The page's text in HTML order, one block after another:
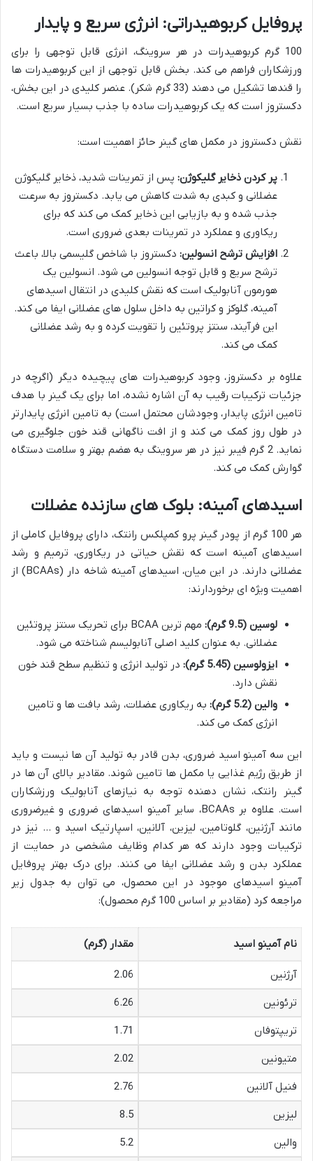
پروفایل کربوهیدراتی: انرژی سریع و پایدار
100 گرم کربوهیدرات در هر سروینگ، انرژی قابل توجهی را برای
ورزشکاران فراهم می کند. بخش قابل توجهی از این کربوهیدرات ها
را قندها تشکیل می دهند (33 گرم شکر). عنصر کلیدی در این بخش،
دکستروز است که یک کربوهیدرات ساده با جذب بسیار سریع است.
نقش دکستروز در مکمل های گینر حائز اهمیت است:
پر کردن ذخایر گلیکوژن: پس از تمرینات شدید، ذخایر گلیکوژن
عضلانی و کبدی به شدت کاهش می یابد. دکستروز به سرعت
جذب شده و به بازیابی این ذخایر کمک می کند که برای
ریکاوری و عملکرد در تمرینات بعدی ضروری است.
افزایش ترشح انسولین: دکستروز با شاخص گلیسمی بالا، باعث
ترشح سریع و قابل توجه انسولین می شود. انسولین یک
هورمون آنابولیک است که نقش کلیدی در انتقال اسیدهای
آمینه، گلوکز و کراتین به داخل سلول های عضلانی ایفا می کند.
این فرآیند، سنتز پروتئین را تقویت کرده و به رشد عضلانی
کمک می کند.
علاوه بر دکستروز، وجود کربوهیدرات های پیچیده دیگر (اگرچه در
جزئیات ترکیبات رقیب به آن اشاره نشده، اما برای یک گینر با هدف
تامین انرژی پایدار، وجودشان محتمل است) به تامین انرژی پایدارتر
در طول روز کمک می کند و از افت ناگهانی قند خون جلوگیری می
نماید. 2 گرم فیبر نیز در هر سروینگ به هضم بهتر و سلامت دستگاه
گوارش کمک می کند.
اسیدهای آمینه: بلوک های سازنده عضلات
هر 100 گرم از پودر گینر پرو کمپلکس رانتک، دارای پروفایل کاملی از
اسیدهای آمینه است که نقش حیاتی در ریکاوری، ترمیم و رشد
عضلانی دارند. در این میان، اسیدهای آمینه شاخه دار (BCAAs) از
اهمیت ویژه ای برخوردارند:
لوسین (9.5 گرم):
مهم ترین BCAA برای تحریک سنتز پروتئین
عضلانی. به عنوان کلید اصلی آنابولیسم شناخته می شود.
ایزولوسین (5.45 گرم):
در تولید انرژی و تنظیم سطح قند خون
نقش دارد.
والین (5.2 گرم):
به ریکاوری عضلات، رشد بافت ها و تامین
انرژی کمک می کند.
این سه آمینو اسید ضروری، بدن قادر به تولید آن ها نیست و باید
از طریق رژیم غذایی یا مکمل ها تامین شوند. مقادیر بالای آن ها در
گینر رانتک، نشان دهنده توجه به نیازهای آنابولیک ورزشکاران
است. علاوه بر BCAAs، سایر آمینو اسیدهای ضروری و غیرضروری
مانند آرژنین، گلوتامین، لیزین، آلانین، اسپارتیک اسید و … نیز در
ترکیبات وجود دارند که هر کدام وظایف مشخصی در حمایت از
عملکرد بدن و رشد عضلانی ایفا می کنند. برای درک بهتر پروفایل
آمینو اسیدهای موجود در این محصول، می توان به جدول زیر
مراجعه کرد (مقادیر بر اساس 100 گرم محصول):
نام آمینو اسید مقدار (گرم)
آرژنین
2.06
ترئونین
6.26
تریپتوفان
1.71
متیونین
2.02
فنیل آلانین
2.76
لیزین
8.5
والین
5.2